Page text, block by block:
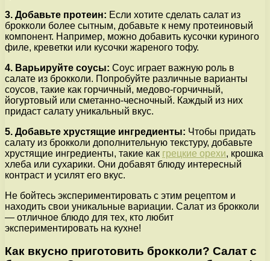
3. Добавьте протеин: Если хотите сделать салат из
брокколи более сытным, добавьте к нему протеиновый
компонент. Например, можно добавить кусочки куриного
филе, креветки или кусочки жареного тофу.
4. Варьируйте соусы: Соус играет важную роль в
салате из брокколи. Попробуйте различные варианты
соусов, такие как горчичный, медово-горчичный,
йогуртовый или сметанно-чесночный. Каждый из них
придаст салату уникальный вкус.
5. Добавьте хрустящие ингредиенты: Чтобы придать
салату из брокколи дополнительную текстуру, добавьте
хрустящие ингредиенты, такие как грецкие орехи, крошка
хлеба или сухарики. Они добавят блюду интересный
контраст и усилят его вкус.
Не бойтесь экспериментировать с этим рецептом и
находить свои уникальные вариации. Салат из брокколи
— отличное блюдо для тех, кто любит
экспериментировать на кухне!
Как вкусно приготовить брокколи? Салат с